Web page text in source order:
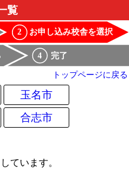
覧
4 完了
2 お申し込み校舎を選択
トップページに戻る
玉名市
合志市
ています。